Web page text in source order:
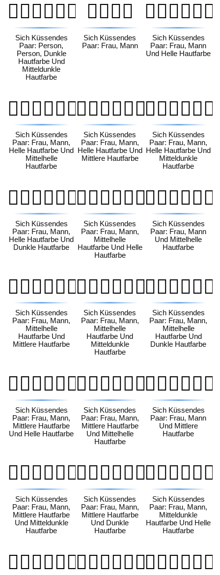
🧑🏿‍❤️‍💋‍🧑🏾
Sich Küssendes
Paar: Person,
Person, Dunkle
Hautfarbe Und
Mitteldunkle
Hautfarbe
👩‍❤️‍💋‍👨
Sich Küssendes
Paar: Frau, Mann
👩🏻‍❤️‍💋‍👨🏻
Sich Küssendes
Paar: Frau, Mann
Und Helle Hautfarbe
👩🏻‍❤️‍💋‍👨🏼
Sich Küssendes
Paar: Frau, Mann,
Helle Hautfarbe Und
Mittelhelle
Hautfarbe
👩🏻‍❤️‍💋‍👨🏽
Sich Küssendes
Paar: Frau, Mann,
Helle Hautfarbe Und
Mittlere Hautfarbe
👩🏻‍❤️‍💋‍👨🏾
Sich Küssendes
Paar: Frau, Mann,
Helle Hautfarbe Und
Mitteldunkle
Hautfarbe
👩🏻‍❤️‍💋‍👨🏿
Sich Küssendes
Paar: Frau, Mann,
Helle Hautfarbe Und
Dunkle Hautfarbe
👩🏼‍❤️‍💋‍👨🏻
Sich Küssendes
Paar: Frau, Mann,
Mittelhelle
Hautfarbe Und Helle
Hautfarbe
👩🏼‍❤️‍💋‍👨🏼
Sich Küssendes
Paar: Frau, Mann
Und Mittelhelle
Hautfarbe
👩🏼‍❤️‍💋‍👨🏽
Sich Küssendes
Paar: Frau, Mann,
Mittelhelle
Hautfarbe Und
Mittlere Hautfarbe
👩🏼‍❤️‍💋‍👨🏾
Sich Küssendes
Paar: Frau, Mann,
Mittelhelle
Hautfarbe Und
Mitteldunkle
Hautfarbe
👩🏼‍❤️‍💋‍👨🏿
Sich Küssendes
Paar: Frau, Mann,
Mittelhelle
Hautfarbe Und
Dunkle Hautfarbe
👩🏽‍❤️‍💋‍👨🏻
Sich Küssendes
Paar: Frau, Mann,
Mittlere Hautfarbe
Und Helle Hautfarbe
👩🏽‍❤️‍💋‍👨🏼
Sich Küssendes
Paar: Frau, Mann,
Mittlere Hautfarbe
Und Mittelhelle
Hautfarbe
👩🏽‍❤️‍💋‍👨🏽
Sich Küssendes
Paar: Frau, Mann
Und Mittlere
Hautfarbe
👩🏽‍❤️‍💋‍👨🏾
Sich Küssendes
Paar: Frau, Mann,
Mittlere Hautfarbe
Und Mitteldunkle
Hautfarbe
👩🏽‍❤️‍💋‍👨🏿
Sich Küssendes
Paar: Frau, Mann,
Mittlere Hautfarbe
Und Dunkle
Hautfarbe
👩🏾‍❤️‍💋‍👨🏻
Sich Küssendes
Paar: Frau, Mann,
Mitteldunkle
Hautfarbe Und Helle
Hautfarbe
👩🏾‍❤️‍💋‍👨🏼👩🏾‍❤️‍💋‍👨🏽👩🏾‍❤️‍💋‍👨🏾